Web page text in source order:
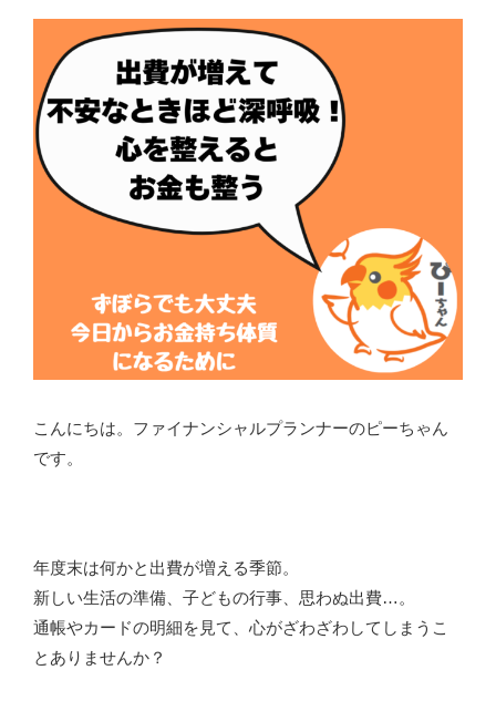
こんにちは。ファイナンシャルプランナーのピーちゃん
です。
年度末は何かと出費が増える季節。
新しい生活の準備、子どもの行事、思わぬ出費…。
通帳やカードの明細を見て、心がざわざわしてしまうこ
とありませんか？